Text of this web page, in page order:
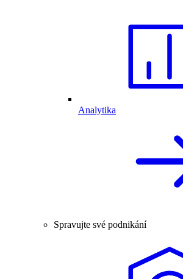
Analytika
Spravujte své podnikání